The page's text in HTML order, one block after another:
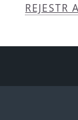
REJESTR